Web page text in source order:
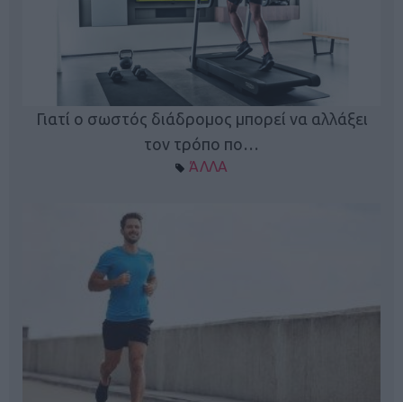
Γιατί ο σωστός διάδρομος μπορεί να αλλάξει
τον τρόπο πο…
ΆΛΛΑ